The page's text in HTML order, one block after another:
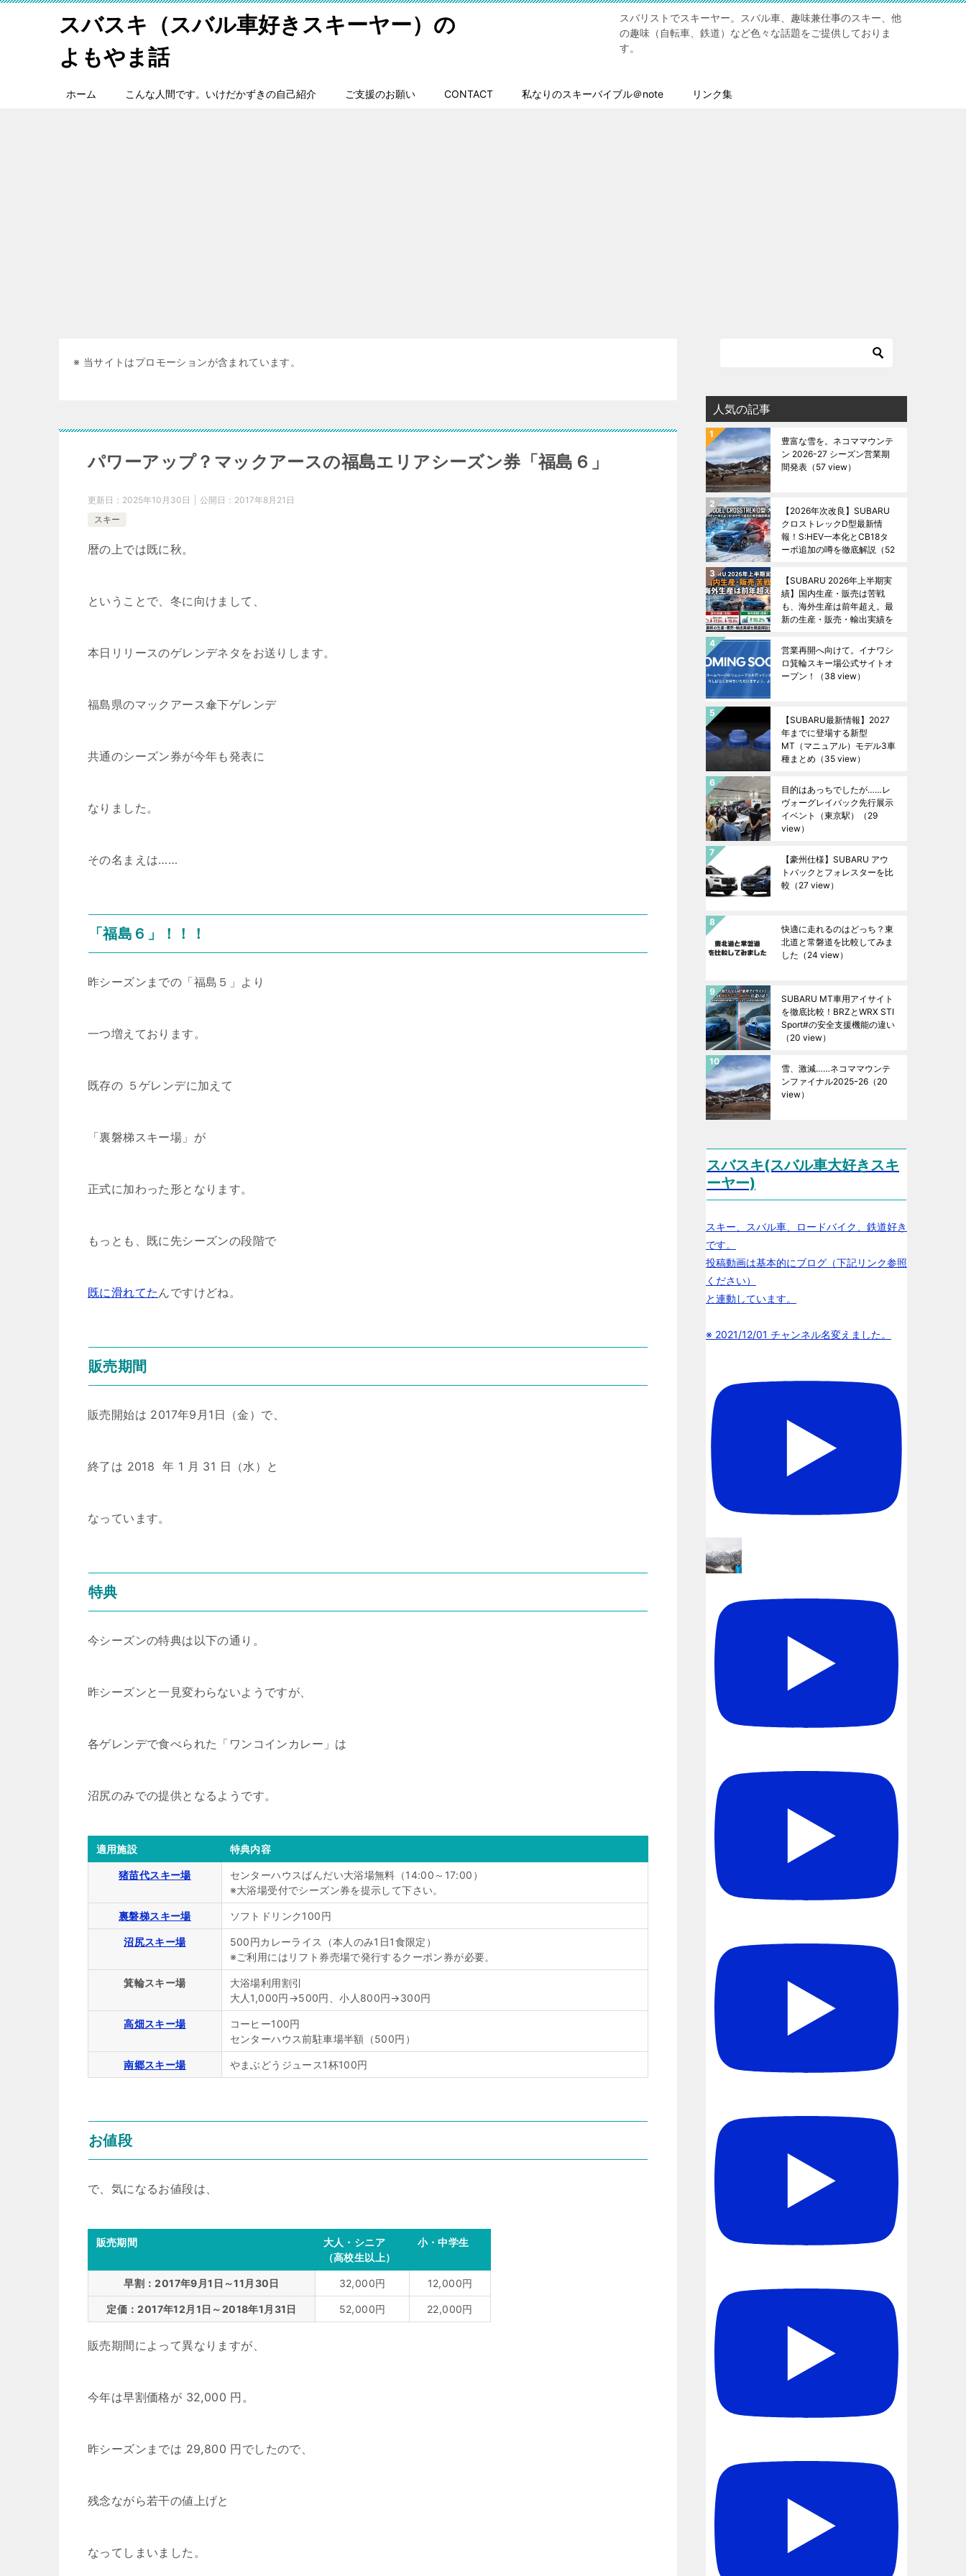
スバスキ（スバル車好きスキーヤー）の
よもやま話
スバリストでスキーヤー。スバル車、趣味兼仕事のスキー、他
の趣味（自転車、鉄道）など色々な話題をご提供しておりま
す。
ホーム こんな人間です。いけだかずきの自己紹介 ご支援のお願い CONTACT 私なりのスキーバイブル＠note リンク集
※ 当サイトはプロモーションが含まれています。
パワーアップ？マックアースの福島エリアシーズン券「福島６」
更新日： 2025年10月30日 公開日： 2017年8月21日
スキー
暦の上では既に秋。
ということで、冬に向けまして、
本日リリースのゲレンデネタをお送りします。
福島県のマックアース傘下ゲレンデ
共通のシーズン券が今年も発表に
なりました。
その名まえは……
「福島６」！！！
昨シーズンまでの「福島５」より
一つ増えております。
既存の ５ゲレンデに加えて
「裏磐梯スキー場」が
正式に加わった形となります。
もっとも、既に先シーズンの段階で
既に滑れてたんですけどね。
販売期間
販売開始は 2017年9月1日（金）で、
終了は 2018 年 1 月 31 日（水）と
なっています。
特典
今シーズンの特典は以下の通り。
昨シーズンと一見変わらないようですが、
各ゲレンデで食べられた「ワンコインカレー」は
沼尻のみでの提供となるようです。
適用施設 特典内容
猪苗代スキー場
センターハウスばんだい大浴場無料（14:00～17:00）
※大浴場受付でシーズン券を提示して下さい。
裏磐梯スキー場 ソフトドリンク100円
沼尻スキー場
500円カレーライス（本人のみ1日1食限定）
※ご利用にはリフト券売場で発行するクーポン券が必要。
箕輪スキー場
大浴場利用割引
大人1,000円→500円、小人800円→300円
高畑スキー場
コーヒー100円
センターハウス前駐車場半額（500円）
南郷スキー場 やまぶどうジュース1杯100円
お値段
で、気になるお値段は、
販売期間
大人・シニア
（高校生以上）
小・中学生
早割：2017年9月1日～11月30日 32,000円 12,000円
定価：2017年12月1日～2018年1月31日 52,000円 22,000円
販売期間によって異なりますが、
今年は早割価格が 32,000 円。
昨シーズンまでは 29,800 円でしたので、
残念ながら若干の値上げと
なってしまいました。
人気の記事
豊富な雪を。ネコママウンテ
ン 2026-27 シーズン営業期
間発表 （57 view）
【2026年次改良】SUBARU
クロストレックD型最新情
報！S:HEV一本化とCB18タ
ーボ追加の噂を徹底解説 （52
【SUBARU 2026年上半期実
績】国内生産・販売は苦戦
も、海外生産は前年超え。最
新の生産・販売・輸出実績を
営業再開へ向けて。イナワシ
ロ箕輪スキー場公式サイトオ
ープン！
（38 view）
【SUBARU最新情報】2027
年までに登場する新型
MT（マニュアル）モデル3車
種まとめ （35 view）
目的はあっちでしたが……レ
ヴォーグレイバック先行展示
イベント（東京駅）
（29
view）
【豪州仕様】SUBARU アウ
トバックとフォレスターを比
較 （27 view）
快適に走れるのはどっち？東
北道と常磐道を比較してみま
した （24 view）
SUBARU MT車用アイサイト
を徹底比較！BRZとWRX STI
Sport#の安全支援機能の違い
（20 view）
雪、激減……ネコママウンテ
ンファイナル2025ｰ26 （20
view）
スバスキ(スバル車大好きスキ
ーヤー)
スキー、スバル車、ロードバイク、鉄道好き
です。
投稿動画は基本的にブログ（下記リンク参照
ください）
と連動しています。
※ 2021/12/01 チャンネル名変えました。